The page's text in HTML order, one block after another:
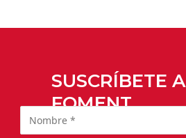
SUSCRÍBETE A
FOMENT